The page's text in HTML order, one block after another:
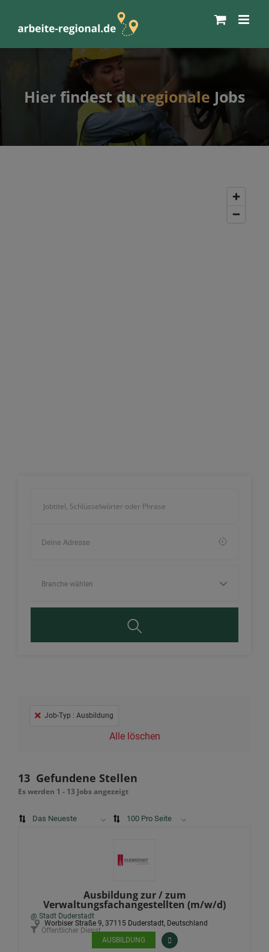
Inhalt
Hier findest duregionale Jobs
Job-Typ : Ausbildung
Alle löschen
13 Gefundene Stellen
Es werden 1 - 13 Jobs angezeigt
Das Neueste 100 Pro Seite
Ausbildung zur / zum
Verwaltungsfachangestellten (m/w/d)
@ Stadt Duderstadt
Worbiser Straße 9, 37115 Duderstadt, Deutschland
Öffentlicher Dienst
AUSBILDUNG